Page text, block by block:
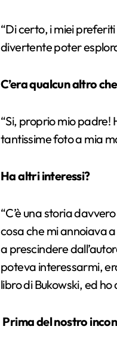
“Di certo, i miei
divertente poter
C’era qualcun altro
“Si, proprio mio
tantissime foto a mia
Ha altri interessi?
“C’è una storia
cosa che mi annoiava
a prescindere
poteva interessarmi,
libro di Bukowski, ed
Prima del nostro